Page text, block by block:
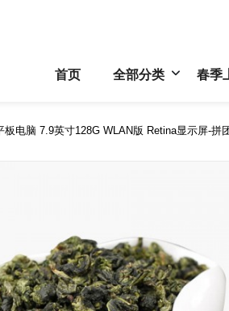
首页 全部分类 春季
电脑 7.9英寸128G WLAN版 Retina显示屏-拼